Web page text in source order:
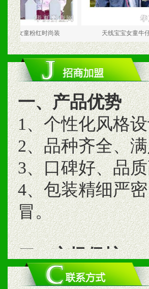
粉红时尚装 天线宝宝女童牛仔上衣
一、产品优势
1、个性化风格
2、品种齐全、
3、口碑好、品
4、包装精细严
冒。
二、市场保护
1、统一市场价